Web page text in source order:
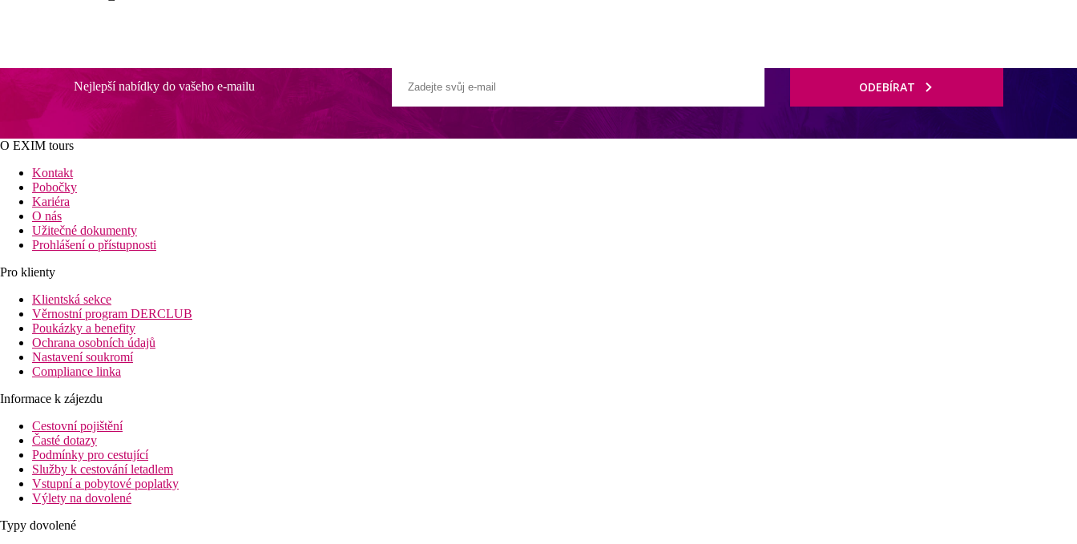
Nejlepší nabídky do vašeho e-mailu ODEBÍRAT
O EXIM tours
Kontakt
Pobočky
Kariéra
O nás
Užitečné dokumenty
Prohlášení o přístupnosti
Pro klienty
Klientská sekce
Věrnostní program DERCLUB
Poukázky a benefity
Ochrana osobních údajů
Nastavení soukromí
Compliance linka
Informace k zájezdu
Cestovní pojištění
Časté dotazy
Podmínky pro cestující
Služby k cestování letadlem
Vstupní a pobytové poplatky
Výlety na dovolené
Typy dovolené